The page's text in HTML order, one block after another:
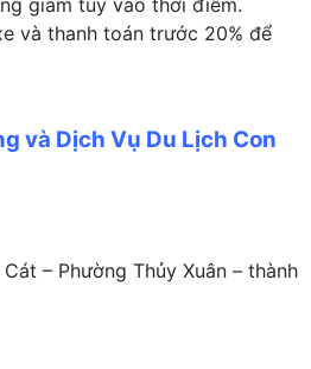
giảm tùy vào thời điểm.
và thanh toán trước 20% để
và Dịch Vụ Du Lịch Con
– Phường Thủy Xuân – thành